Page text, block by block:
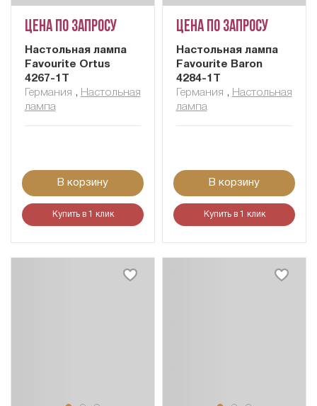
Цена по запросу
Настольная лампа
Favourite Ortus
4267-1T
Германия , Настольная
лампа
В корзину
Купить в 1 клик
Цена по запросу
Настольная лампа
Favourite Baron
4284-1T
Германия , Настольная
лампа
В корзину
Купить в 1 клик